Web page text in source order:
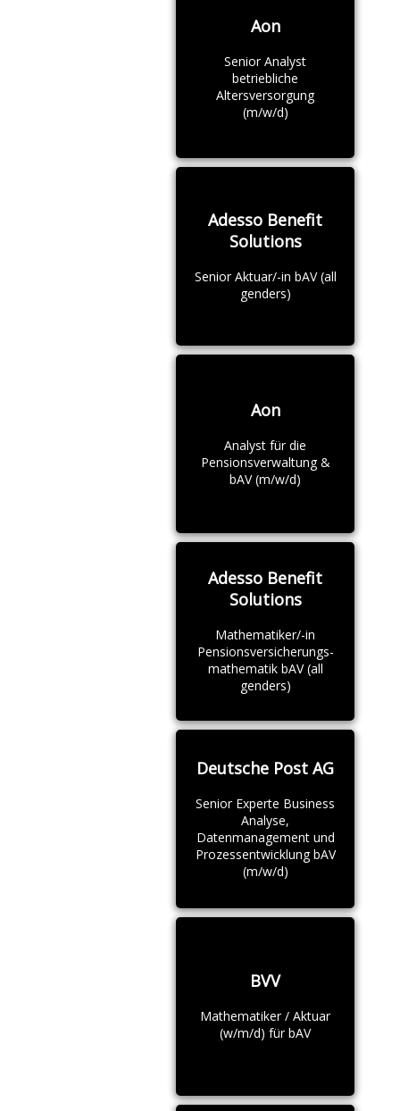
Aon
Senior Analyst
betriebliche
Altersversorgung
(m/w/d)
Adesso Benefit
Solutions
Senior Aktuar/-in bAV (all
genders)
Aon
Analyst für die
Pensionsverwaltung &
bAV (m/w/d)
Adesso Benefit
Solutions
Mathematiker/-in
Pensionsversicherungs-
mathematik bAV (all
genders)
Deutsche Post AG
Senior Experte Business
Analyse,
Datenmanagement und
Prozessentwicklung bAV
(m/w/d)
BVV
Mathematiker / Aktuar
(w/m/d) für bAV